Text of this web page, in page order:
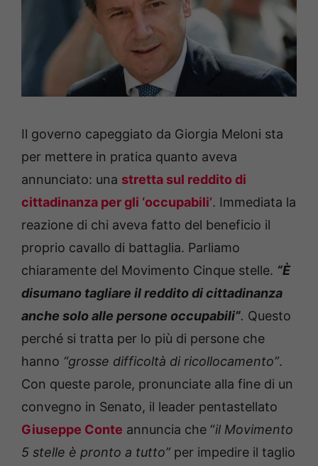
Il governo capeggiato da Giorgia Meloni sta
per mettere in pratica quanto aveva
annunciato: una stretta sul reddito di
cittadinanza per gli ‘occupabili’. Immediata la
reazione di chi aveva fatto del beneficio il
proprio cavallo di battaglia. Parliamo
chiaramente del Movimento Cinque stelle. “È
disumano tagliare il reddito di cittadinanza
anche solo alle persone occupabili”. Questo
perché si tratta per lo più di persone che
hanno “grosse difficoltà di ricollocamento”.
Con queste parole, pronunciate alla fine di un
convegno in Senato, il leader pentastellato
Giuseppe Conte annuncia che “il Movimento
5 stelle è pronto a tutto” per impedire il taglio